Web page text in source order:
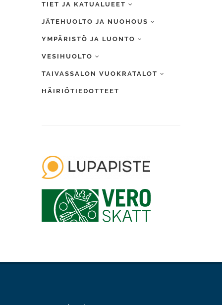
TIET JA KATUALUEET
JÄTEHUOLTO JA NUOHOUS
YMPÄRISTÖ JA LUONTO
VESIHUOLTO
TAIVASSALON VUOKRATALOT
HÄIRIÖTIEDOTTEET